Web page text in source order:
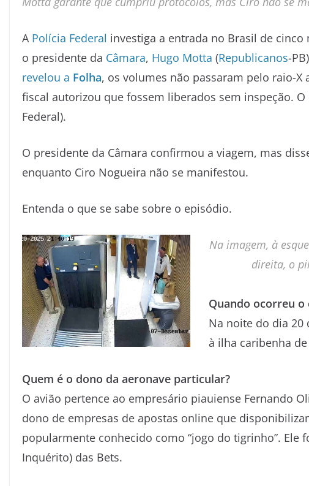
A Polícia Federal investiga a entrada no Brasil de
o presidente da Câmara, Hugo Motta (Republicanos-
revelou a Folha, os volumes não passaram pelo raio-
fiscal autorizou que fossem liberados sem inspeção.
Federal).
O presidente da Câmara confirmou a viagem, mas
enquanto Ciro Nogueira não se manifestou.
Entenda o que se sabe sobre o episódio.
Na imagem, à
direita, o
Quando ocorreu o
Na noite do dia 20
à ilha caribenha
Quem é o dono da aeronave particular?
O avião pertence ao empresário piauiense Fernando
dono de empresas de apostas online que
popularmente conhecido como “jogo do tigrinho”. Ele
Inquérito) das Bets.